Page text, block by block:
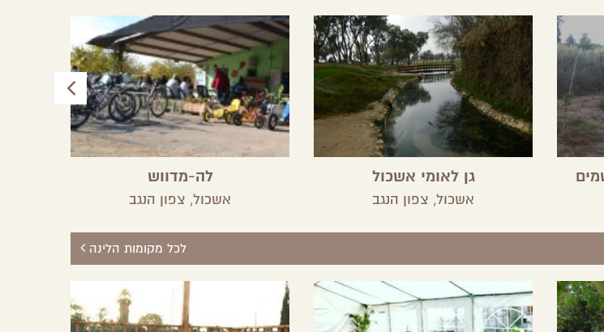
גן לאומי אשכול
אשכול, צפון הנגב
לה-מדווש
אשכול, צפון הנגב
לכל מקומות הלינה